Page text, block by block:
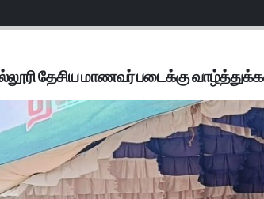
தேசிய மாணவர் படைக்கு